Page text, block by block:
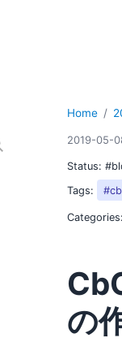
Home
2019-05-
Status:
Tags:
Categories:
の